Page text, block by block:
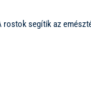
segítik az